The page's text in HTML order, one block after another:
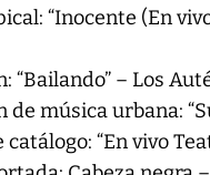
“Inocente (En
“Bailando” – Los
de música urbana:
“En vivo